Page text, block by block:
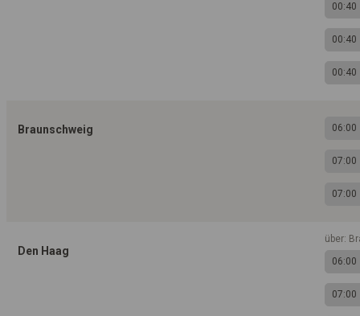
00:40
00:40
00:40
Braunschweig 06:00
07:00
07:00
Den Haag
über:
06:00
07:00